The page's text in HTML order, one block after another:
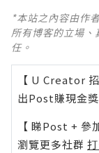
*本站之內容由作
所有博客的立場
任。
【 U Creator 招
出Post賺現金
【 睇Post + 參
瀏覽更多社群